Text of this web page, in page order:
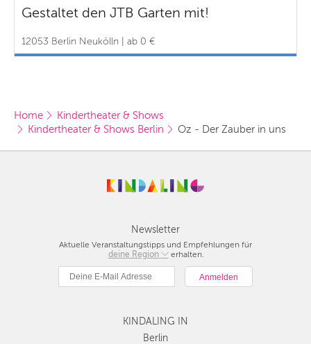
Gestaltet den JTB Garten mit!
12053 Berlin Neukölln | ab 0 €
Home
Kindertheater & Shows
Kindertheater & Shows Berlin
Oz - Der Zauber in uns
Newsletter
Aktuelle Veranstaltungstipps und Empfehlungen für
deine Region
Berlin
Hamburg
Köln
Düsseldorf
erhalten.
KINDALING IN
Berlin